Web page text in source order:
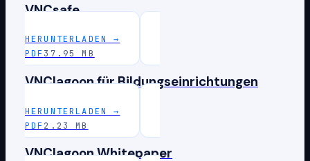
VNCsafe
HERUNTERLADEN
→
PDF 37.95 MB
VNClagoon für Bildungseinrichtungen
HERUNTERLADEN
→
PDF 2.23 MB
VNClagoon Whitepaper